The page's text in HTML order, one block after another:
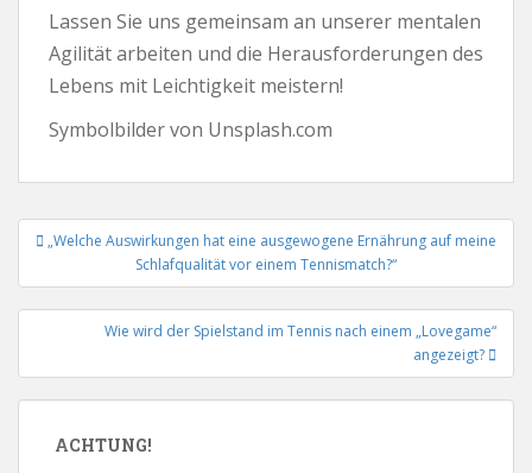
Lassen Sie uns gemeinsam an unserer mentalen
Agilität arbeiten und die Herausforderungen des
Lebens mit Leichtigkeit meistern!
Symbolbilder von Unsplash.com
Beitrags-
Navigation
„Welche Auswirkungen hat eine ausgewogene Ernährung auf meine
Schlafqualität vor einem Tennismatch?“
Wie wird der Spielstand im Tennis nach einem „Lovegame“
angezeigt?
ACHTUNG!